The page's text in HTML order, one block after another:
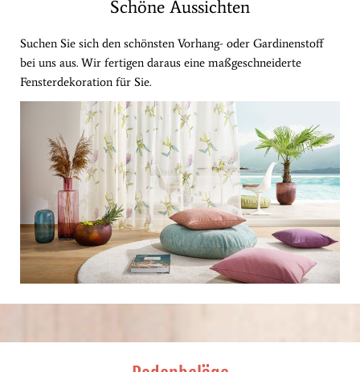
Schöne Aussichten
Suchen Sie sich den schönsten Vorhang- oder Gardinenstoff
bei uns aus. Wir fertigen daraus eine maßgeschneiderte
Fensterdekoration für Sie.